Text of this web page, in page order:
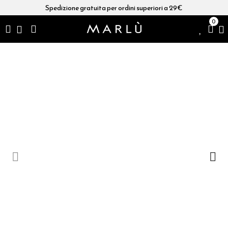
Spedizione gratuita per ordini superiori a 29€
0